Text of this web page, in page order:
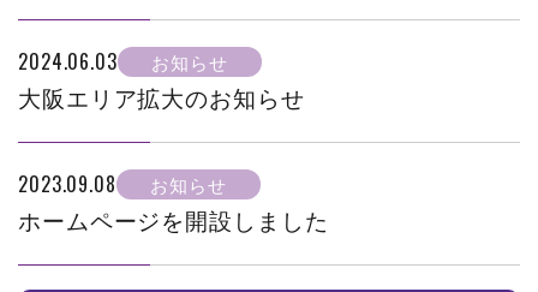
2024.06.03 お知らせ
大阪エリア拡大のお知らせ
2023.09.08 お知らせ
ホームページを開設しました